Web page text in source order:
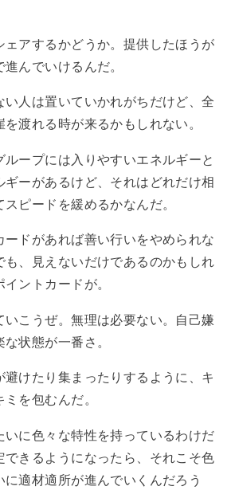
ェアするかどうか。提供したほうが
んでいけるんだ。
い人は置いていかれがちだけど、全
を渡れる時が来るかもしれない。
ループには入りやすいエネルギーと
ギーがあるけど、それはどれだけ相
ピードを緩めるかなんだ。
ードがあれば善い行いをやめられな
も、見えないだけであるのかもしれ
ントカードが。
いこうぜ。無理は必要ない。自己嫌
状態が一番さ。
避けたり集まったりするように、キ
を包むんだ。
いに色々な特性を持っているわけだ
できるようになったら、それこそ色
適材適所が進んでいくんだろう